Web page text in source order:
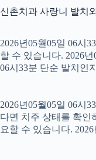
신촌치과 사랑니 발치
2026년05월05일 06시
할 수 있습니다. 2026
06시33분 단순 발치인
2026년05월05일 06시
다면 치주 상태를 확인
요할 수 있습니다.